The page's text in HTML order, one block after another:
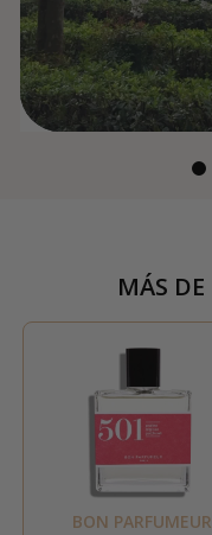
MÁS DE
BON PARFUMEUR